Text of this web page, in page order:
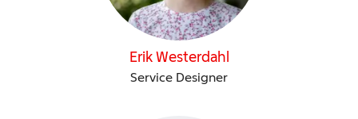
Erik Westerdahl
Service Designer